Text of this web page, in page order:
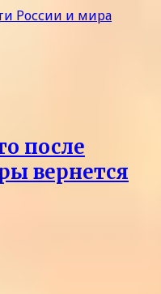
после
вернется